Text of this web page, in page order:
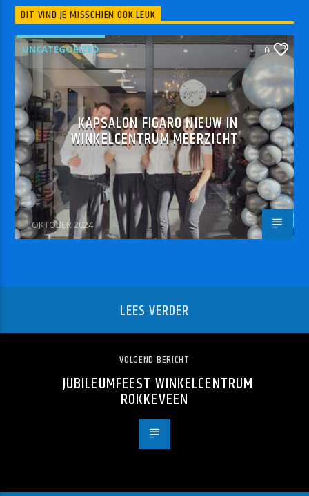
DIT VIND JE MISSCHIEN OOK LEUK
UNCATEGORIZED 0
KAPSALON FIGARO NIEUW IN
WINKELCENTRUM MEERZICHT
1 OKTOBER 2024
LEES VERDER
VOLGEND BERICHT
JUBILEUMFEEST WINKELCENTRUM
ROKKEVEEN